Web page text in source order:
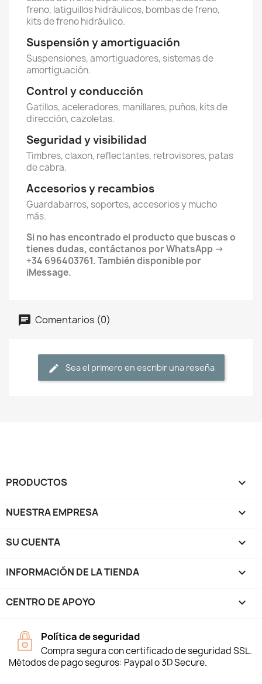
freno, latiguillos hidráulicos, bombas de freno,
kits de freno hidráulico.
Suspensión y amortiguación
Suspensiones, amortiguadores, sistemas de
amortiguación.
Control y conducción
Gatillos, aceleradores, manillares, puños, kits de
dirección, cazoletas.
Seguridad y visibilidad
Timbres, claxon, reflectantes, retrovisores, patas
de cabra.
Accesorios y recambios
Guardabarros, soportes, accesorios y mucho
más.
Si no has encontrado el producto que buscas o
tienes dudas, contáctanos por WhatsApp →
+34 696403761. También disponible por
iMessage.
Comentarios (0)
Sea el primero en escribir una reseña
PRODUCTOS 
NUESTRA EMPRESA 
SU CUENTA 
INFORMACIÓN DE LA TIENDA keyboard_arrow_down
CENTRO DE APOYO 
Política de seguridad
Compra segura con certificado de seguridad SSL.
Métodos de pago seguros: Paypal o 3D Secure.